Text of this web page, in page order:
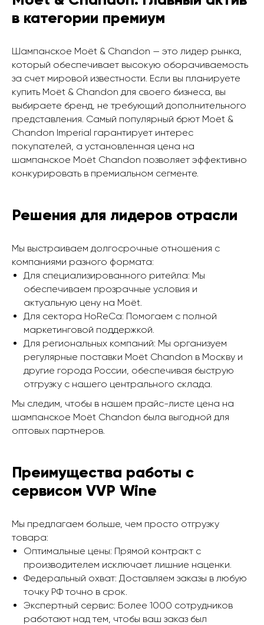
в категории премиум
Шампанское Moët & Chandon — это лидер рынка,
который обеспечивает высокую оборачиваемость
за счет мировой известности. Если вы планируете
купить Moët & Chandon для своего бизнеса, вы
выбираете бренд, не требующий дополнительного
представления. Самый популярный брют Moët &
Chandon Imperial гарантирует интерес
покупателей, а установленная цена на
шампанское Moët Chandon позволяет эффективно
конкурировать в премиальном сегменте.
Решения для лидеров отрасли
Мы выстраиваем долгосрочные отношения с
компаниями разного формата:
Для специализированного ритейла: Мы
обеспечиваем прозрачные условия и
актуальную цену на Moët.
Для сектора HoReCa: Помогаем с полной
маркетинговой поддержкой.
Для региональных компаний: Мы организуем
регулярные поставки Moët Chandon в Москву и
другие города России, обеспечивая быструю
отгрузку с нашего центрального склада.
Мы следим, чтобы в нашем прайс-листе цена на
шампанское Moët Chandon была выгодной для
оптовых партнеров.
Преимущества работы с
сервисом VVP Wine
Мы предлагаем больше, чем просто отгрузку
товара:
Оптимальные цены: Прямой контракт с
производителем исключает лишние наценки.
Федеральный охват: Доставляем заказы в любую
точку РФ точно в срок.
Экспертный сервис: Более 1000 сотрудников
работают над тем, чтобы ваш заказ был